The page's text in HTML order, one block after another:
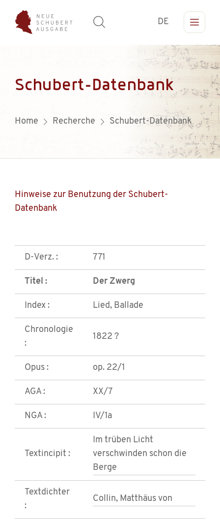
DE
Schubert-Datenbank
Home Recherche Schubert-Datenbank
Hinweise zur Benutzung der Schubert-
Datenbank
D-Verz. : 771
Titel : Der Zwerg
Index : Lied, Ballade
Chronologie
:
1822 ?
Opus : op. 22/1
AGA : XX/7
NGA : IV/1a
Textincipit :
Im trüben Licht
verschwinden schon die
Berge
Textdichter
:
Collin, Matthäus von